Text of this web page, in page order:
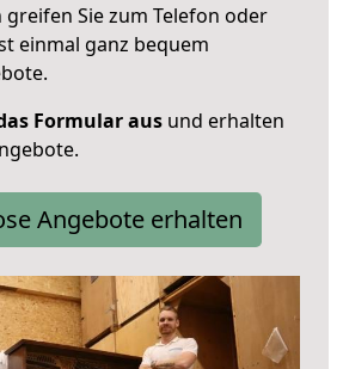
greifen Sie zum Telefon oder
einmal ganz bequem
Formular aus und erhalten
Angebote erhalten